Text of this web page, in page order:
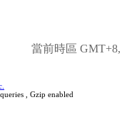
當前時區 GMT+8,
, Gzip enabled